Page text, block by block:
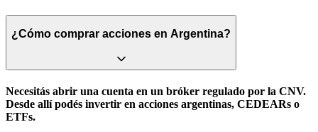
¿Cómo comprar acciones en Argentina?
Necesitás abrir una cuenta en un bróker regulado por la CNV.
Desde allí podés invertir en acciones argentinas, CEDEARs o
ETFs.